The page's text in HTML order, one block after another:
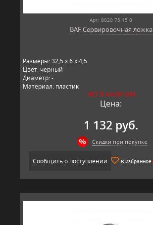
Арт: 8020 75 15 0
BAF Сервировочная ложка
Размеры: 32,5 x 6 x 4,5
Цвет: черный
Диаметр: -
Материал: пластик
Производитель: BAF, Германия
НЕТ В НАЛИЧИИ
Цена:
1 132 руб.
Скидки при покупке
Сообщить о поступлении В избранное